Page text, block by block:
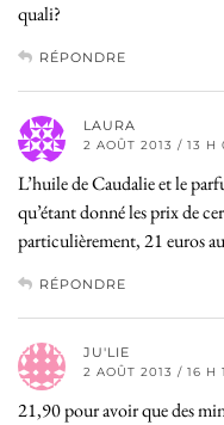
quali?
RÉPONDRE
LAURA
2 AOÛT 2013 / 13 H
L’huile de Caudalie et le
qu’étant donné les prix de
particulièrement, 21 euros
RÉPONDRE
JU'LIE
2 AOÛT 2013 / 16 H
21,90 pour avoir que des